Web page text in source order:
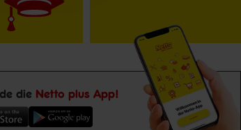
die Netto plus App!